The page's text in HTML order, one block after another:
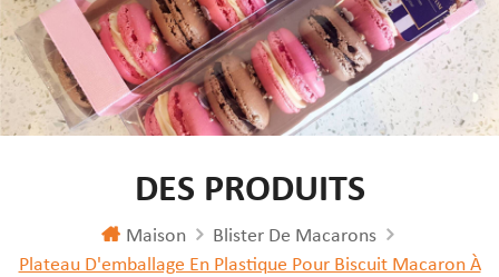
DES PRODUITS
Maison
Blister De Macarons
Plateau D'emballage En Plastique Pour Biscuit Macaron À